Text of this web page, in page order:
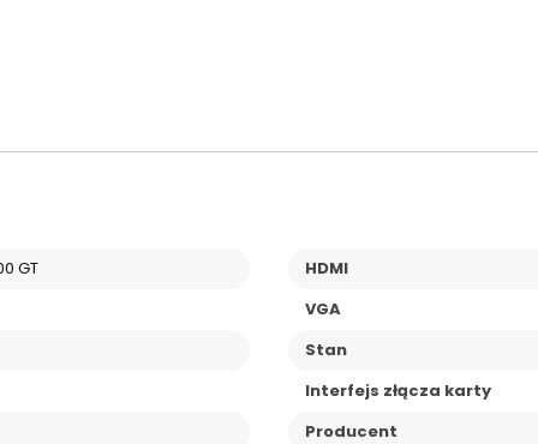
GT HDMI
VGA
Stan
Interfejs złącza karty
Producent